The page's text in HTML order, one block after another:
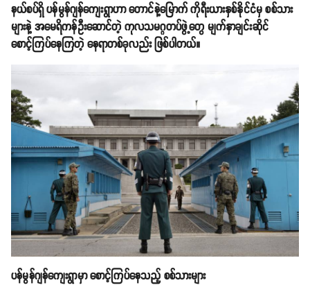
နယ်စပ်ရှိ ပန်မွန်ဂျန်ကျေးရွာဟာ တောင်နဲ့မြောက် ကိုရီးယားနှစ်နိုင်ငံမှ စစ်သား
များနဲ့ အမေရိကန်ဦးဆောင်တဲ့ ကုလသမဂ္ဂတပ်ဖွဲ့တွေ မျက်နှာချင်းဆိုင်
စောင့်ကြပ်နေကြတဲ့ နေရာတစ်ခုလည်း ဖြစ်ပါတယ်။
ပန်မွန်ဂျန်ကျေးရွာမှာ စောင့်ကြပ်နေသည့် စစ်သားများ